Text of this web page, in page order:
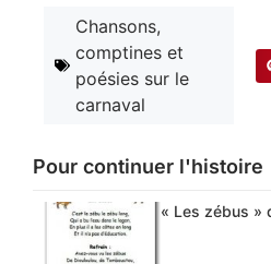
Chansons,
comptines et
poésies sur le
carnaval
Pour continuer l'histoire
« Les zébus »